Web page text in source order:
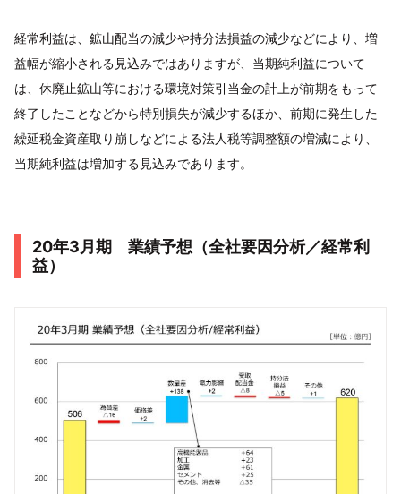
経常利益は、鉱山配当の減少や持分法損益の減少などにより、増
益幅が縮小される見込みではありますが、当期純利益について
は、休廃止鉱山等における環境対策引当金の計上が前期をもって
終了したことなどから特別損失が減少するほか、前期に発生した
繰延税金資産取り崩しなどによる法人税等調整額の増減により、
当期純利益は増加する見込みであります。
20年3月期 業績予想（全社要因分析／経常利
益）